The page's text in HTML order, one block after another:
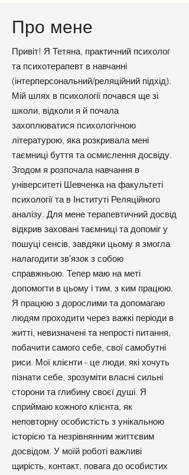
Про мене
Привіт! Я Тетяна, практичний психолог
та психотерапевт в навчанні
(інтерперсональний/реляційний підхід).
Мій шлях в психології почався ще зі
школи, відколи я й почала
захоплюватися психологічною
літературою, яка розкривала мені
таємниці буття та осмислення досвіду.
Згодом я розпочала навчання в
університеті Шевченка на факультеті
психології та в Інституті Реляційного
аналізу. Для мене терапевтичний досвід
відкрив заховані таємниці та допоміг у
пошуці сенсів, завдяки цьому я змогла
налагодити звʼязок з собою
справжньою. Тепер маю на меті
допомогти в цьому і тим, з ким працюю.
Я працюю з дорослими та допомагаю
людям проходити через важкі періоди в
житті, невизначені та непрості питання,
побачити самого себе, свої самобутні
риси. Мої клієнти - це люди, які хочуть
пізнати себе, зрозуміти власні сильні
сторони та глибину своєї душі. Я
сприймаю кожного клієнта, як
неповторну особистість з унікальною
історією та незрівнянним життєвим
досвідом. У моїй роботі важливі
щирість, контакт, повага до особистих